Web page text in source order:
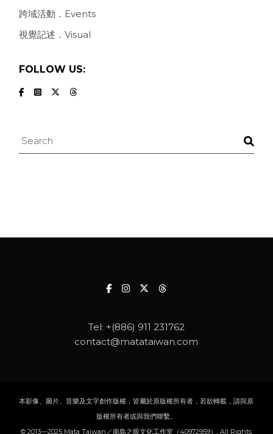
跨域活動．Events
視覺記述．Visual
FOLLOW US:
Search
Tel: +(886) 911 231762
contact@matataiwan.com
本影像、圖片、音樂及文字創作版權，皆屬於原版權所有者，若欲轉載，請與原
版權所有者或與我們聯繫。
© 2013—2025 Mata Taiwan／南島之眼文化工作室（40972959）, All Rights